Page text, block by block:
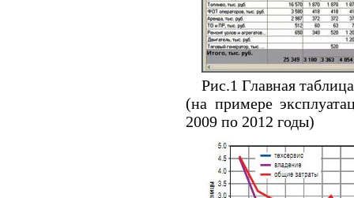
Рис.1 Главная
(на примере
2009 по 2012 годы)